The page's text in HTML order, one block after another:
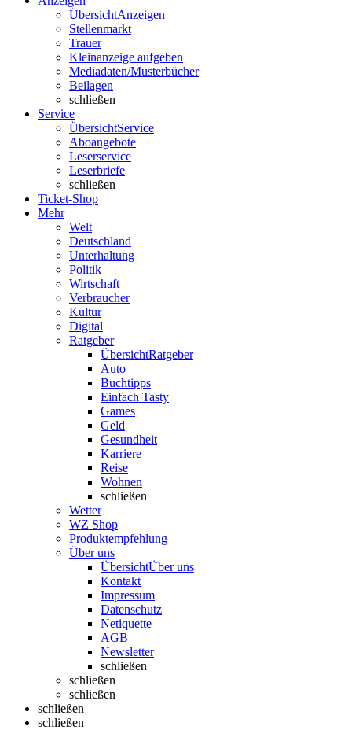
ÜbersichtAnzeigen
Stellenmarkt
Trauer
Kleinanzeige aufgeben
Mediadaten/Musterbücher
Beilagen
schließen
Service
ÜbersichtService
Aboangebote
Leserservice
Leserbriefe
schließen
Ticket-Shop
Mehr
Welt
Deutschland
Unterhaltung
Politik
Wirtschaft
Verbraucher
Kultur
Digital
Ratgeber
ÜbersichtRatgeber
Auto
Buchtipps
Einfach Tasty
Games
Geld
Gesundheit
Karriere
Reise
Wohnen
schließen
Wetter
WZ Shop
Produktempfehlung
Über uns
ÜbersichtÜber uns
Kontakt
Impressum
Datenschutz
Netiquette
AGB
Newsletter
schließen
schließen
schließen
schließen
schließen